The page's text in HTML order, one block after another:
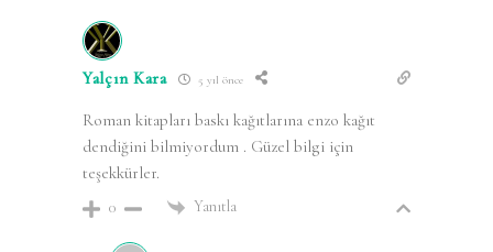
Yalçın Kara 5 yıl önce
Roman kitapları baskı kağıtlarına enzo kağıt
dendiğini bilmiyordum . Güzel bilgi için
teşekkürler.
0 Yanıtla